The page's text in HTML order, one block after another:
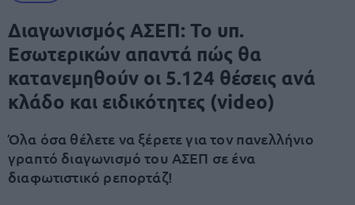
Διαγωνισμός ΑΣΕΠ: Το υπ.
Εσωτερικών απαντά πώς θα
κατανεμηθούν οι 5.124 θέσεις ανά
κλάδο και ειδικότητες (video)
Όλα όσα θέλετε να ξέρετε για τον πανελλήνιο
γραπτό διαγωνισμό του ΑΣΕΠ σε ένα
διαφωτιστικό ρεπορτάζ!